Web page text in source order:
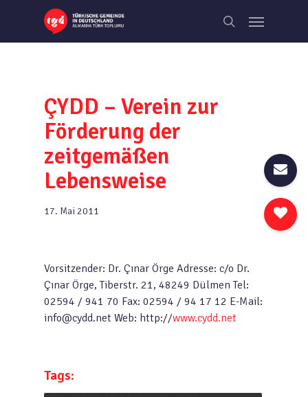
main
search
Menu
ÇYDD – Verein zur
Förderung der
zeitgemäßen
Lebensweise
17. Mai 2011
Vorsitzender: Dr. Çınar Örge Adresse: c/o Dr.
Çınar Örge, Tiberstr. 21, 48249 Dülmen Tel:
02594 / 941 70 Fax: 02594 / 94 17 12 E-Mail:
info@cydd.net Web: http://www.cydd.net
Tags: